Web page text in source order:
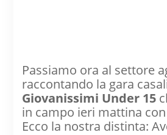
Passiamo ora al settore
raccontando la gara
Giovanissimi Under 15
in campo ieri mattina con
Ecco la nostra distinta: